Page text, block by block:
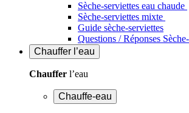
Sèche-serviettes eau chaude
Sèche-serviettes mixte
Guide sèche-serviettes
Questions / Réponses
Chauffer l’eau
Chauffer l’eau
Chauffe-eau